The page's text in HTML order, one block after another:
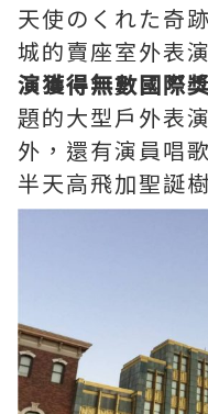
天使のくれた奇
城的賣座室外表
演獲得無數國際
題的大型戶外表
外，還有演員唱
半天高飛加聖誕